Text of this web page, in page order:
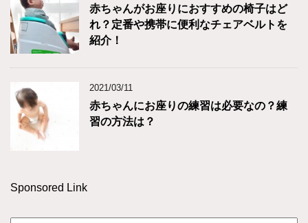
赤ちゃんがお座りにおすすめの椅子はど
れ？定番や携帯に便利なチェアベルトを
紹介！
2021/03/11
赤ちゃんにお座りの練習は必要なの？練
習の方法は？
Sponsored Link